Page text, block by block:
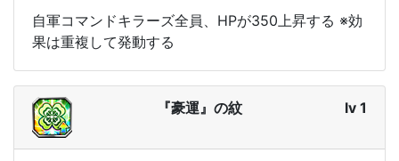
自軍コマンドキラーズ全員、HPが350上昇する ※効
果は重複して発動する
『豪運』の紋 lv 1